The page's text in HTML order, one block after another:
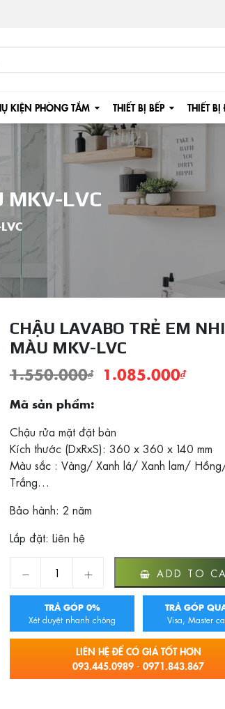
KIỆN PHÒNG TẮM THIẾT BỊ BẾP THIẾT
MKV-LVC
CHẬU LAVABO TRẺ EM
MÀU MKV-LVC
1.550.000₫ 1.085.000₫
Mã sản phẩm:
Chậu rửa mặt đặt bàn
Kích thước (DxRxS): 360 x 360 x 140 mm
Màu sắc : Vàng/ Xanh lá/ Xanh lam/
Trắng…
Bảo hành: 2 năm
Lắp đặt: Liên hệ
Chậu lavabo trẻ em nhiều màu MKV-LVC
ADD TO
TRẢ GÓP 0%
Xét duyệt nhanh chóng
TRẢ GÓP
Visa, Master
LIÊN HỆ ĐỂ CÓ GIÁ TỐT HƠN
093.445.0989 - 0971.843.867